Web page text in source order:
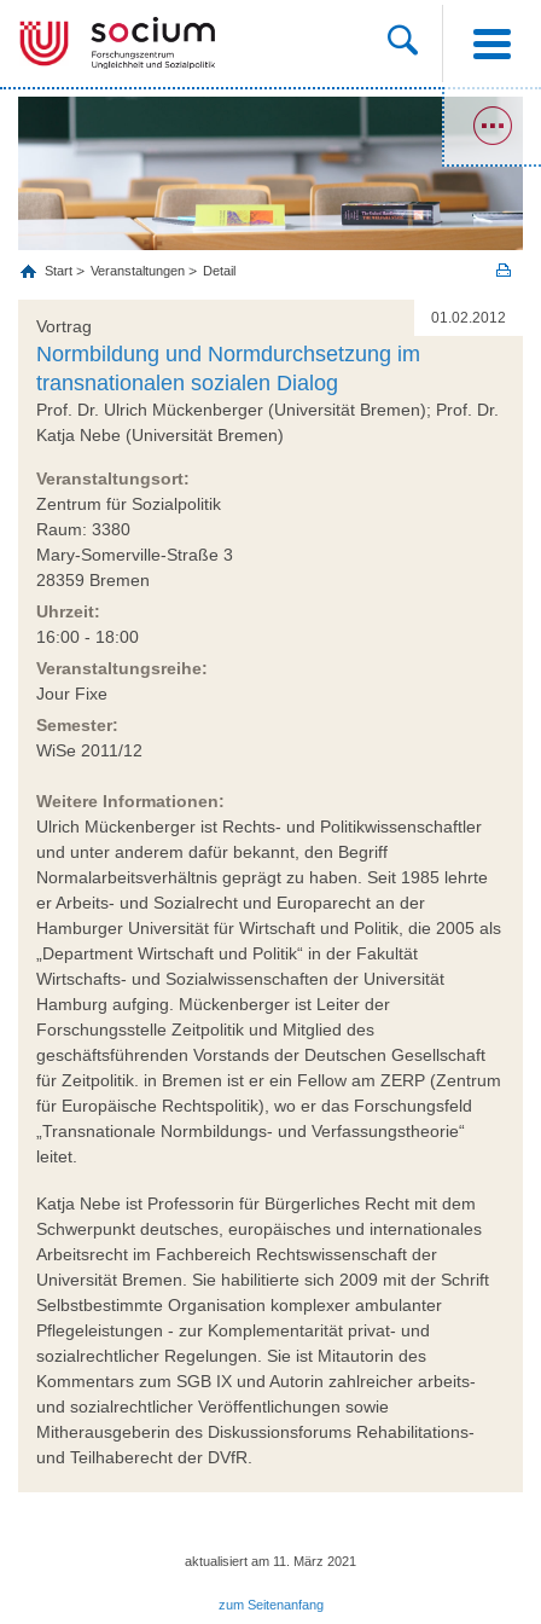
Start Veranstaltungen Detail
01.02.2012
Vortrag
Normbildung und Normdurchsetzung im
transnationalen sozialen Dialog
Prof. Dr. Ulrich Mückenberger (Universität Bremen); Prof. Dr.
Katja Nebe (Universität Bremen)
Veranstaltungsort:
Zentrum für Sozialpolitik
Raum: 3380
Mary-Somerville-Straße 3
28359 Bremen
Uhrzeit:
16:00 - 18:00
Veranstaltungsreihe:
Jour Fixe
Semester:
WiSe 2011/12
Weitere Informationen:
Ulrich Mückenberger ist Rechts- und Politikwissenschaftler
und unter anderem dafür bekannt, den Begriff
Normalarbeitsverhältnis geprägt zu haben. Seit 1985 lehrte
er Arbeits- und Sozialrecht und Europarecht an der
Hamburger Universität für Wirtschaft und Politik, die 2005 als
„Department Wirtschaft und Politik“ in der Fakultät
Wirtschafts- und Sozialwissenschaften der Universität
Hamburg aufging. Mückenberger ist Leiter der
Forschungsstelle Zeitpolitik und Mitglied des
geschäftsführenden Vorstands der Deutschen Gesellschaft
für Zeitpolitik. in Bremen ist er ein Fellow am ZERP (Zentrum
für Europäische Rechtspolitik), wo er das Forschungsfeld
„Transnationale Normbildungs- und Verfassungstheorie“
leitet.
Katja Nebe ist Professorin für Bürgerliches Recht mit dem
Schwerpunkt deutsches, europäisches und internationales
Arbeitsrecht im Fachbereich Rechtswissenschaft der
Universität Bremen. Sie habilitierte sich 2009 mit der Schrift
Selbstbestimmte Organisation komplexer ambulanter
Pflegeleistungen - zur Komplementarität privat- und
sozialrechtlicher Regelungen. Sie ist Mitautorin des
Kommentars zum SGB IX und Autorin zahlreicher arbeits-
und sozialrechtlicher Veröffentlichungen sowie
Mitherausgeberin des Diskussionsforums Rehabilitations-
und Teilhaberecht der DVfR.
aktualisiert am 11. März 2021
zum Seitenanfang